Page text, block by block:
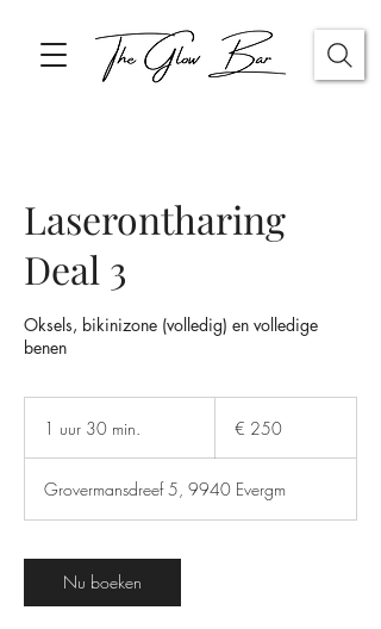
Laserontharing
Deal 3
Oksels, bikinizone (volledig) en volledige
benen
1 uur 30 min.
3
0
i
.
€ 250
Grovermansdreef 5, 9940 Evergm
Nu boeken